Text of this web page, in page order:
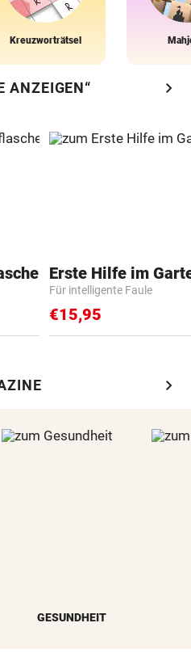
Kreuzworträtsel
ANZEIGEN“ chevron_right
Erste Hilfe im
Für intelligente Faule
€15,95
chevron_right
GESUNDHEIT